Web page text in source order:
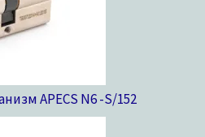
APECS N6 -S/152